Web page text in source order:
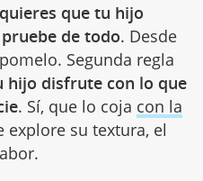
que tu hijo
de todo. Desde
Segunda regla
hijo disfrute con lo que
. Sí, que lo coja con la
explore su textura, el